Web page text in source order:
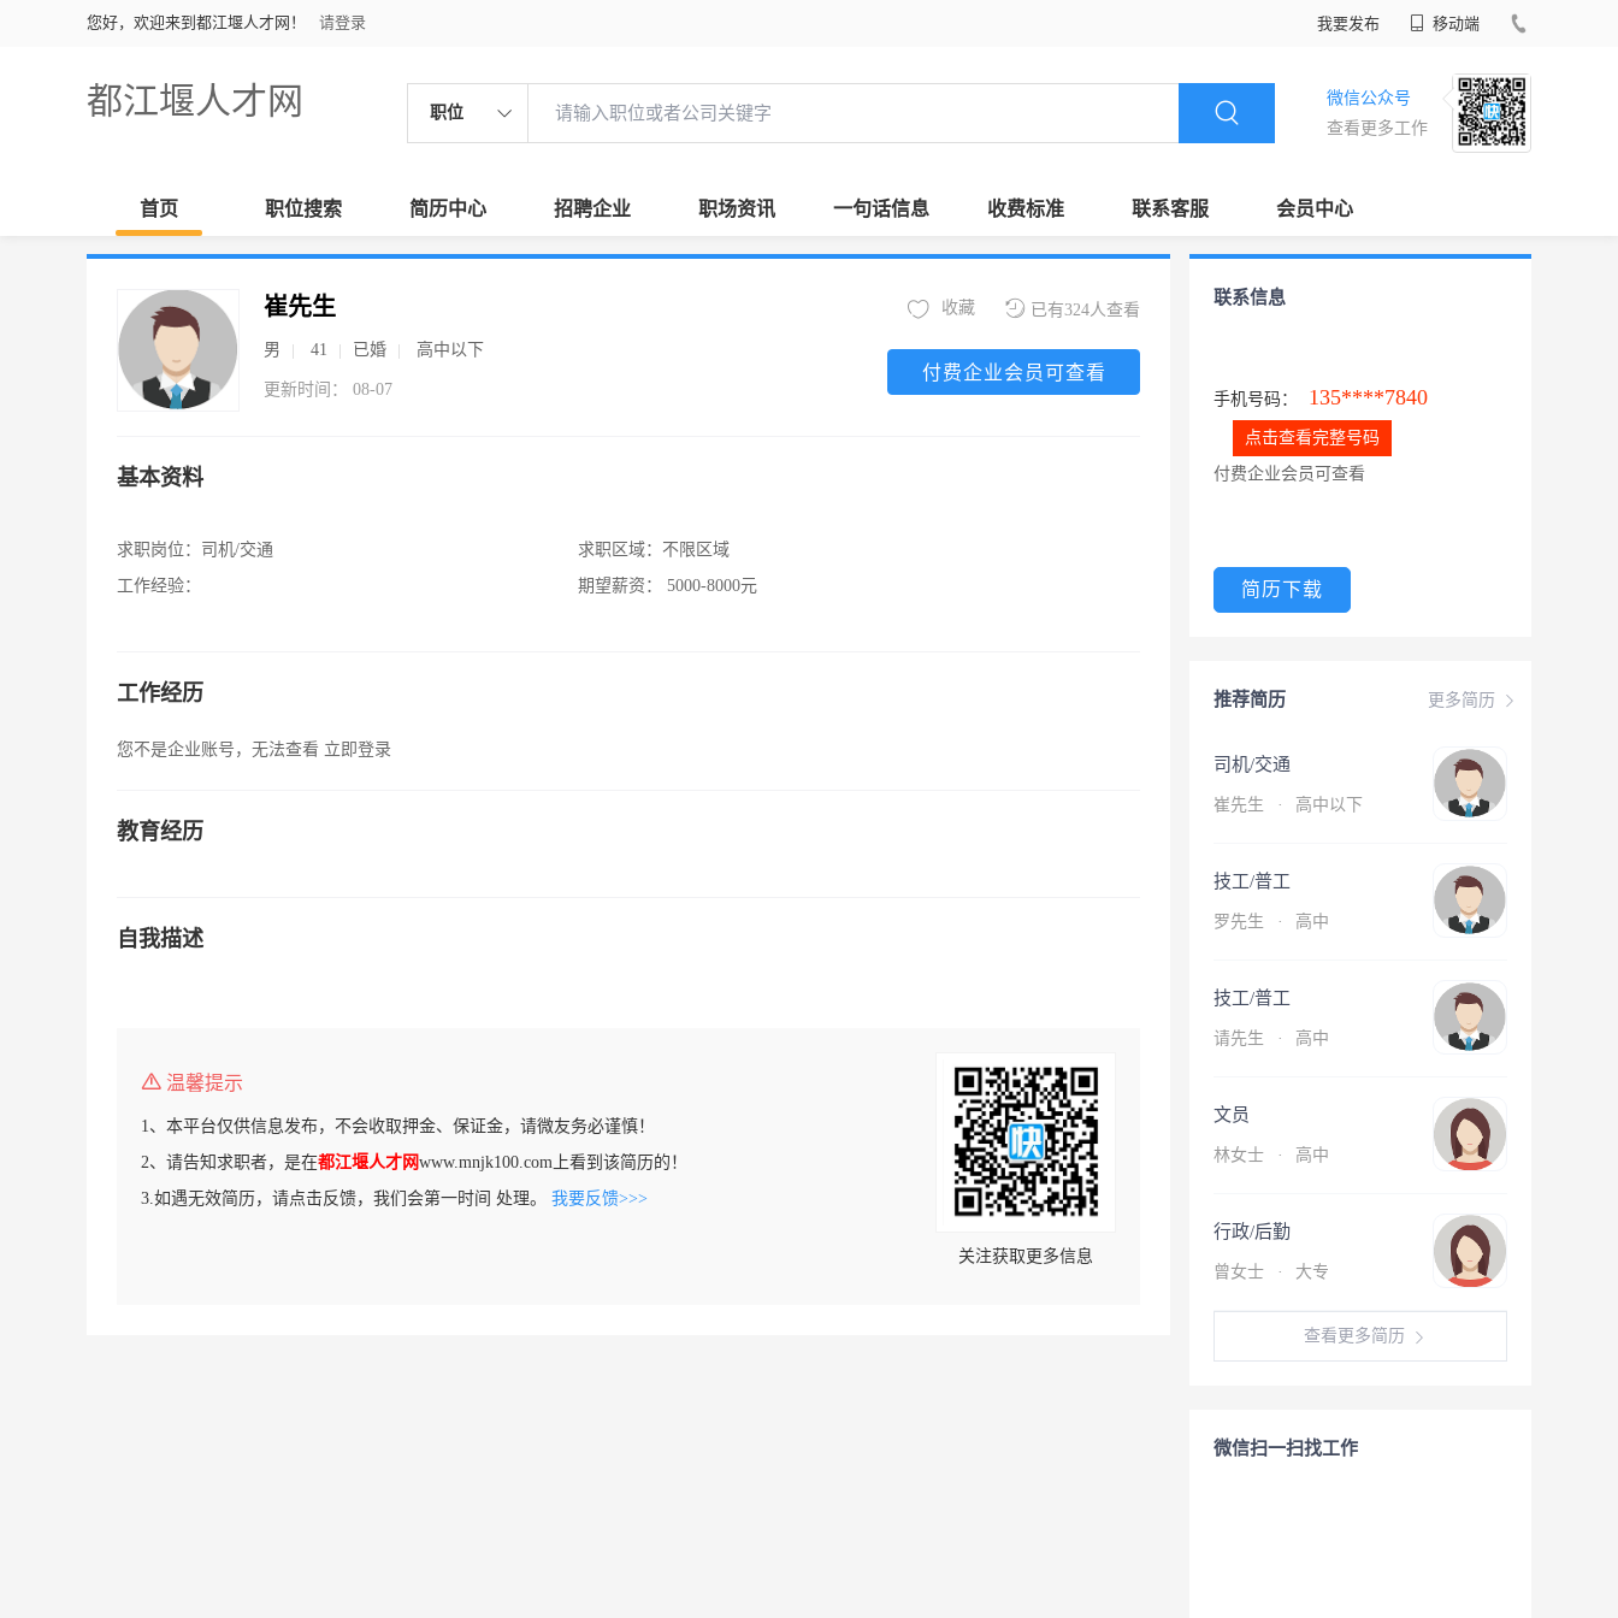
您好，欢迎来到都江堰人才网！ 请登录 我要发布 移动端
都江堰人才网 职位
微信公众号
查看更多工作
首页 职位搜索 简历中心 招聘企业 职场资讯 一句话信息 收费标准 联系客服 会员中心
崔先生
男 41 已婚 高中以下
更新时间： 08-07
已有324人查看
收藏
付费企业会员可查看
基本资料
求职岗位： 司机/交通
工作经验：
求职区域： 不限区域
期望薪资：
5000-8000元
工作经历
您不是企业账号，无法查看 立即登录
教育经历
自我描述
温馨提示
1、本平台仅供信息发布，不会收取押金、保证金，请微友务必谨慎！
2、请告知求职者，是在都江堰人才网www.mnjk100.com上看到该简历的！
3.如遇无效简历，请点击反馈，我们会第一时间 处理。 我要反馈>>>
关注获取更多信息
联系信息
手机号码： 135****7840
点击查看完整号码
付费企业会员可查看
简历下载
更多简历
推荐简历
司机/交通
崔先生 · 高中以下
技工/普工
罗先生 · 高中
技工/普工
请先生 · 高中
文员
林女士 · 高中
行政/后勤
曾女士 · 大专
查看更多简历
微信扫一扫找工作